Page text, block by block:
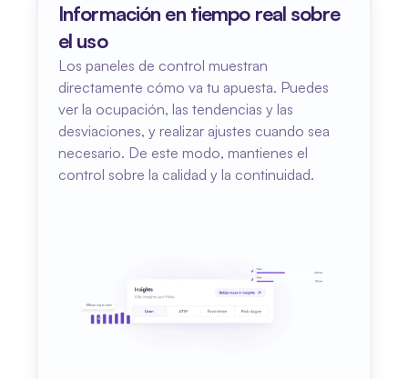
Información en tiempo real sobre
el uso
Los paneles de control muestran
directamente cómo va tu apuesta. Puedes
ver la ocupación, las tendencias y las
desviaciones, y realizar ajustes cuando sea
necesario. De este modo, mantienes el
control sobre la calidad y la continuidad.